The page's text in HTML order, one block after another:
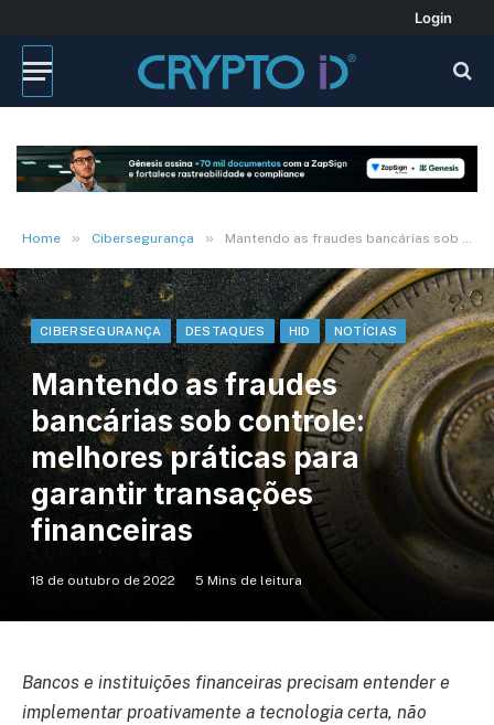
Login
Home » Cibersegurança » Mantendo as fraudes bancárias sob controle: melhores práticas para garantir transações financeiras
CIBERSEGURANÇA DESTAQUES HID NOTÍCIAS
Mantendo as fraudes
bancárias sob controle:
melhores práticas para
garantir transações
financeiras
18 de outubro de 2022 5 Mins de leitura
Bancos e instituições financeiras precisam entender e
implementar proativamente a tecnologia certa, não